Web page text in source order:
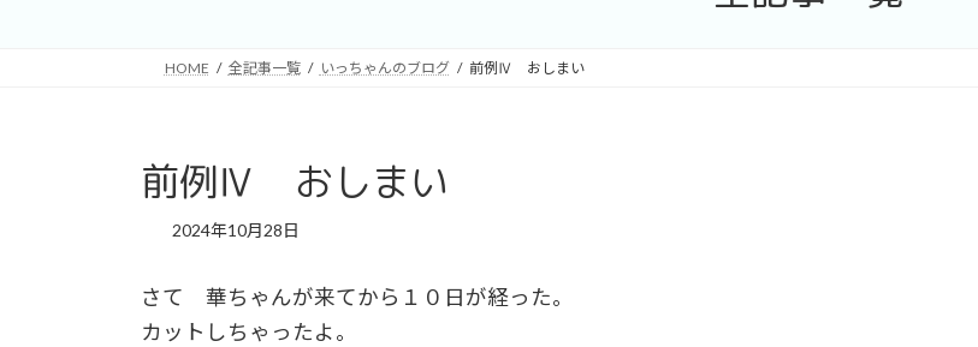
HOME 全記事一覧 いっちゃんのブログ 前例Ⅳ おしまい
前例Ⅳ おしまい
2024年10月28日
さて 華ちゃんが来てから１０日が経った。
カットしちゃったよ。